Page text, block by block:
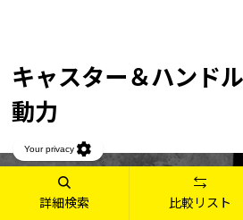
キャスター＆ハンド
動力
詳細検索 比較リスト